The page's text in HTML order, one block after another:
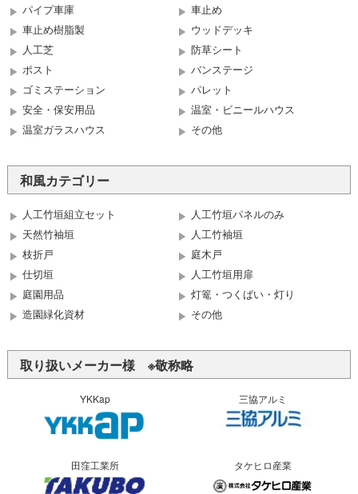
パイプ車庫
車止め
車止め樹脂製
ウッドデッキ
人工芝
防草シート
ポスト
バンステージ
ゴミステーション
パレット
安全・保安用品
温室・ビニールハウス
温室ガラスハウス
その他
和風カテゴリー
人工竹垣組立セット
人工竹垣パネルのみ
天然竹袖垣
人工竹袖垣
枝折戸
庭木戸
仕切垣
人工竹垣用扉
庭園用品
灯篭・つくばい・灯り
造園緑化資材
その他
取り扱いメーカー様 ※敬称略
YKKap 三協アルミ
田窪工業所 タケヒロ産業